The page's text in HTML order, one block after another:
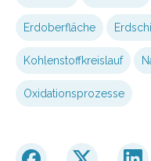
Erdoberfläche
Kohlenstoffkreislauf
Oxidationsprozesse